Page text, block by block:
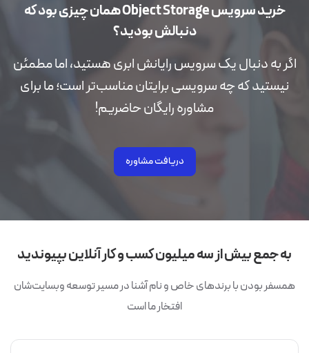
خرید سرویس ‌Object Storage همان چیزی بود که
دنبالش بودید؟
اگر به دنبال یک سرویس رایانش ابری هستید، اما مطمئن
نیستید که چه سرویسی برایتان مناسب‌تر است؛ ما برای
مشاوره رایگان حاضریم!
دریافت مشاوره
به جمع بیش از سه میلیون کسب و کار آنلاین بپیوندید
همسفر بودن با برندهای خاص و نام آشنا در مسیر توسعه وبسایت‌شان
افتخار ما است